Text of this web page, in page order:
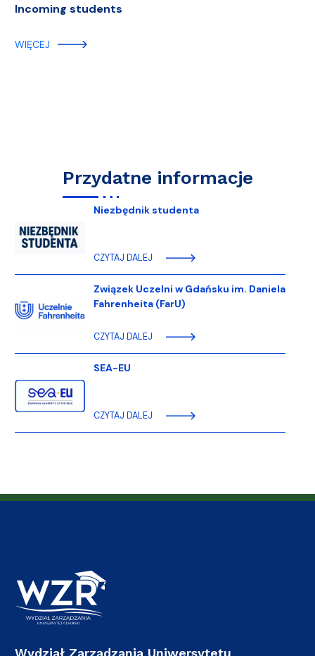
Incoming students
WIĘCEJ
Przydatne informacje
Niezbędnik studenta
CZYTAJ DALEJ
Związek Uczelni w Gdańsku im. Daniela
Fahrenheita (FarU)
CZYTAJ DALEJ
SEA-EU
CZYTAJ DALEJ
Wydział Zarządzania Uniwersytetu